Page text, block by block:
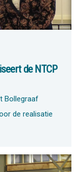
de NTCP
Bollegraaf
de realisatie